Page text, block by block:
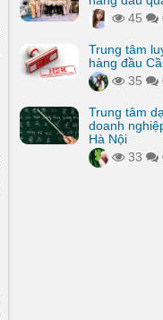
45
Trung tâm
hàng đầu
35
Trung tâm
doanh
Hà Nội
33